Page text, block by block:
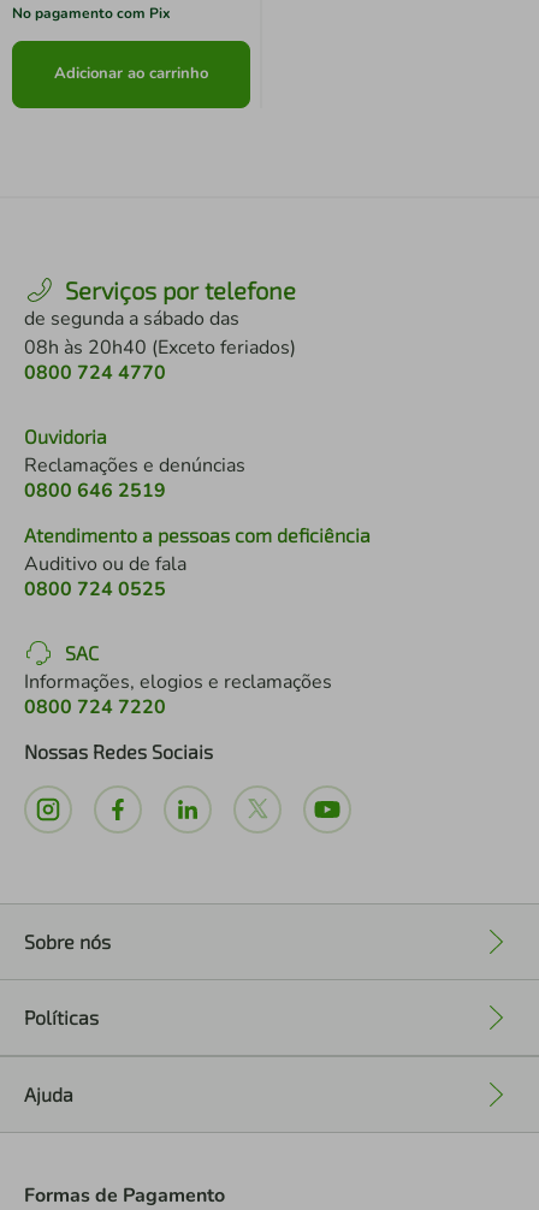
No pagamento com Pix
Adicionar ao carrinho
Serviços por telefone
de segunda a sábado das
08h às 20h40 (Exceto feriados)
0800 724 4770
Ouvidoria
Reclamações e denúncias
0800 646 2519
Atendimento a pessoas com deficiência
Auditivo ou de fala
0800 724 0525
SAC
Informações, elogios e reclamações
0800 724 7220
Nossas Redes Sociais
Sobre nós
Políticas
Ajuda
Formas de Pagamento